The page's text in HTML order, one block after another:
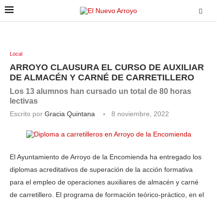
Local
ARROYO CLAUSURA EL CURSO DE AUXILIAR
DE ALMACÉN Y CARNÉ DE CARRETILLERO
Los 13 alumnos han cursado un total de 80 horas
lectivas
Escrito por Gracia Quintana 8 noviembre, 2022
El Ayuntamiento de Arroyo de la Encomienda ha entregado los
diplomas acreditativos de superación de la acción formativa
para el empleo de operaciones auxiliares de almacén y carné
de carretillero. El programa de formación teórico-práctico, en el